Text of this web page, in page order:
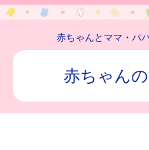
赤ちゃんとママ・パ
赤ちゃん